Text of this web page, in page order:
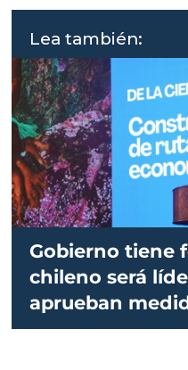
Lea también:
Gobierno tiene
chileno será
aprueban
industria